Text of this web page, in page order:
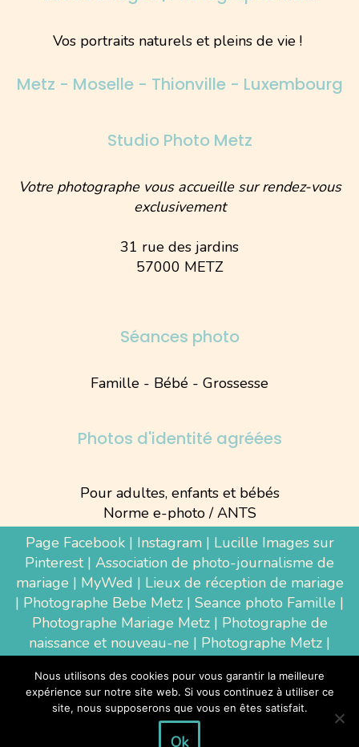
Vos portraits naturels et pleins de vie !
Metz - Moselle - Thionville - Luxembourg
Studio Photo Metz
Votre photographe vous accueille sur rendez-vous
exclusivement
31 rue des jardins
57000 METZ
Séances photo
Famille - Bébé - Grossesse
Photos d'identité agréées
Pour adultes, enfants et bébés
Norme e-photo / ANTS
Page Facebook| Instagram| Lucille Images sur
Pinterest| Association de photo-journalisme de
mariage | MyWed | Lieux de réception de mariage
| Photographe Bebe Metz | Seance photo Famille |
Photographe Mariage Metz| Photographe de
naissance et nouveau-ne | Photographe Metz |
Luxembourg|Photographe Thionville|
Photographe d'entreprise Metz
Tous droits réservés à la photographe Lucille
Nous utilisons des cookies pour vous garantir la meilleure
expérience sur notre site web. Si vous continuez à utiliser ce
site, nous supposerons que vous en êtes satisfait.
Ok